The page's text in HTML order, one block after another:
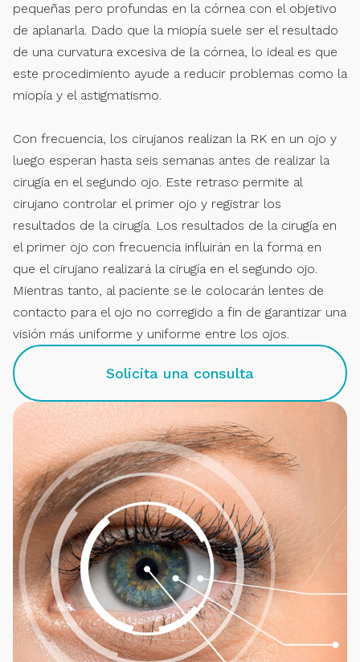
pequeñas pero profundas en la córnea con el objetivo
de aplanarla. Dado que la miopía suele ser el resultado
de una curvatura excesiva de la córnea, lo ideal es que
este procedimiento ayude a reducir problemas como la
miopía y el astigmatismo.
Con frecuencia, los cirujanos realizan la RK en un ojo y
luego esperan hasta seis semanas antes de realizar la
cirugía en el segundo ojo. Este retraso permite al
cirujano controlar el primer ojo y registrar los
resultados de la cirugía. Los resultados de la cirugía en
el primer ojo con frecuencia influirán en la forma en
que el cirujano realizará la cirugía en el segundo ojo.
Mientras tanto, al paciente se le colocarán lentes de
contacto para el ojo no corregido a fin de garantizar una
visión más uniforme y uniforme entre los ojos.
Solicita una consulta